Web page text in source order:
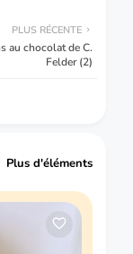
PLUS RÉCENTE
au chocolat de C.
Felder (2)
Plus d'éléments